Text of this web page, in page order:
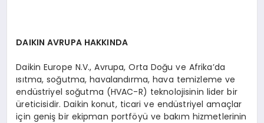
DAIKIN AVRUPA HAKKINDA
Daikin Europe N.V., Avrupa, Orta Doğu ve Afrika’da
ısıtma, soğutma, havalandırma, hava temizleme ve
endüstriyel soğutma (HVAC-R) teknolojisinin lider bir
üreticisidir. Daikin konut, ticari ve endüstriyel amaçlar
için geniş bir ekipman portföyü ve bakım hizmetlerinin